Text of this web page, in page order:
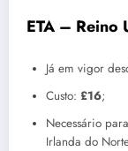
ETA – Reino
Já em vigor
Custo: £16;
Necessário
Irlanda do